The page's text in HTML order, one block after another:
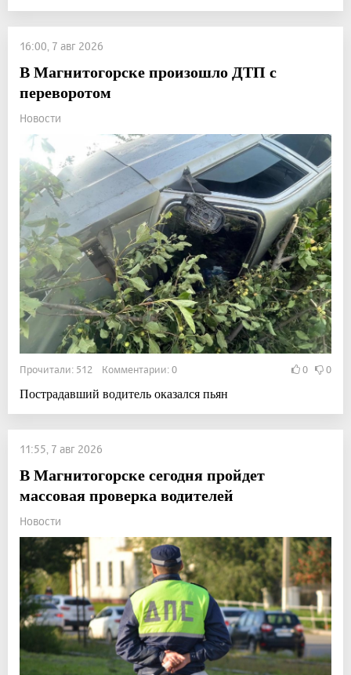
16:00, 7 авг 2026
В Магнитогорске произошло ДТП с
переворотом
Новости
Прочитали: 512 Комментарии: 0 0 0
Пострадавший водитель оказался пьян
11:55, 7 авг 2026
В Магнитогорске сегодня пройдет
массовая проверка водителей
Новости